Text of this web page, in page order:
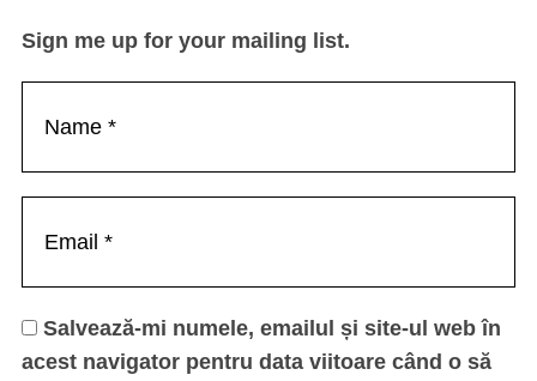
Sign me up for your mailing list.
Salvează-mi numele, emailul și site-ul web în
acest navigator pentru data viitoare când o să